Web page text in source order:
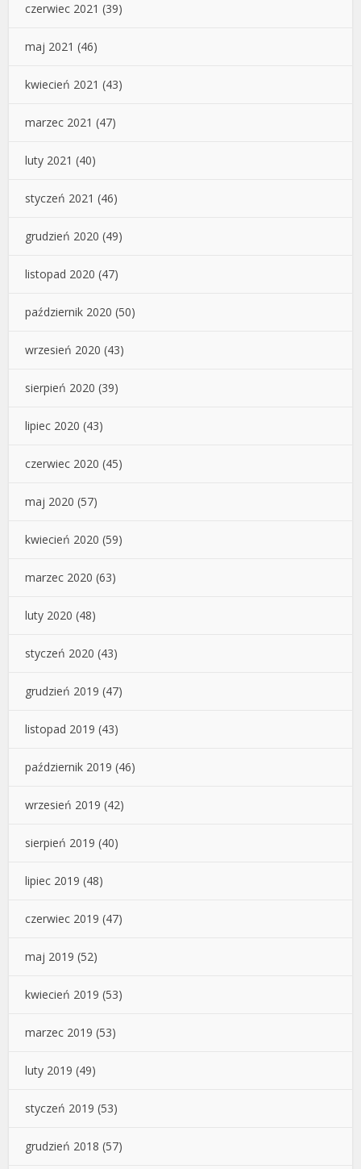
czerwiec 2021 (39)
maj 2021 (46)
kwiecień 2021 (43)
marzec 2021 (47)
luty 2021 (40)
styczeń 2021 (46)
grudzień 2020 (49)
listopad 2020 (47)
październik 2020 (50)
wrzesień 2020 (43)
sierpień 2020 (39)
lipiec 2020 (43)
czerwiec 2020 (45)
maj 2020 (57)
kwiecień 2020 (59)
marzec 2020 (63)
luty 2020 (48)
styczeń 2020 (43)
grudzień 2019 (47)
listopad 2019 (43)
październik 2019 (46)
wrzesień 2019 (42)
sierpień 2019 (40)
lipiec 2019 (48)
czerwiec 2019 (47)
maj 2019 (52)
kwiecień 2019 (53)
marzec 2019 (53)
luty 2019 (49)
styczeń 2019 (53)
grudzień 2018 (57)